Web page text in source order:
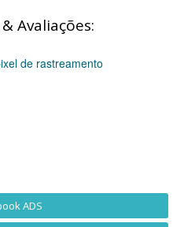
Avaliações:
de rastreamento
ADS